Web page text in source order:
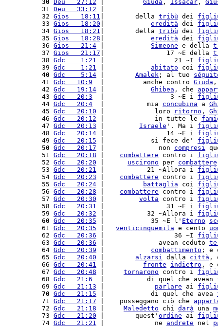
30 Deu   27:12 Giuda , Issacar ,
31 Deu   33:12
32 Gios   18:11 |        della tribù dei
33 Gios   18:20 eredità dei
34 Gios   18:21 |        della tribù dei
35 Gios   18:28 eredità dei
36 Gios   21:4 Simeone e della
37 Gios   21:17 |                17 ~E della
38 Gdc    1:21 |                  21 ~I
39 Gdc    1:21 abitato coi
40 Gdc    5:14 Amalek ; al tuo
41 Gdc   10:9
  |          anche contro
Giuda
42 Gdc   19:14 Ghibea , che
43 Gdc   20:3
  |                 3 ~E i
44 Gdc   20:4
  |           mia
concubina a
45 Gdc   20:10 |             loro ritorno ,
46 Gdc   20:12 |             in tutte le
47 Gdc   20:13 Israele '. Ma i
48 Gdc   20:14 |                14 ~E i
49 Gdc   20:15 |            si fece de'
50 Gdc   20:17 |              non compresi
51 Gdc   20:18 combattere contro i
52 Gdc   20:20 uscirono per combattere
53 Gdc   20:21 |           21 ~Allora i
54 Gdc   20:23 combattere contro i
55 Gdc   20:24 battaglia coi
56 Gdc   20:28 combattere contro i
57 Gdc   20:30 volta contro i
58 Gdc   20:31 |                31 ~E i
59 Gdc   20:32 |           32 ~Allora i
60 Gdc   20:35 |            35 ~E l' Eterno
61 Gdc   20:35 venticinquemila e cento
62 Gdc   20:36 |                  36 ~I
63 Gdc   20:36 |              avean ceduto
64 Gdc   20:39 combattimento ; e
65 Gdc   20:40 alzarsi dalla città ,
66 Gdc   20:41 fronte indietro , e
67 Gdc   20:48 tornarono contro i
68 Gdc   21:6
  |           di quel che avean
69 Gdc   21:13 parlare ai
70 Gdc   21:15 |            di quel che avea
71 Gdc   21:17 |    posseggano ciò che
72 Gdc   21:18 Maledetto chi darà una
73 Gdc   21:20 |        quest' ordine ai
74 Gdc   21:21 |             ne andrete nel